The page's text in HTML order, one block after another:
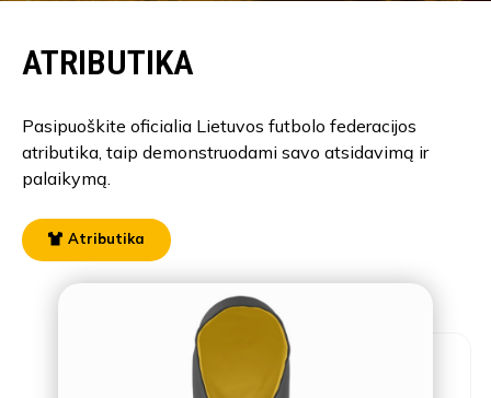
ATRIBUTIKA
Pasipuoškite oficialia Lietuvos futbolo federacijos
atributika, taip demonstruodami savo atsidavimą ir
palaikymą.
Atributika